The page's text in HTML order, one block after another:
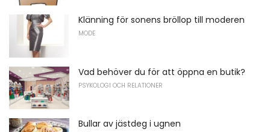
Klänning för sonens bröllop till moderen
MODE
Vad behöver du för att öppna en butik?
PSYKOLOGI OCH RELATIONER
Bullar av jästdeg i ugnen